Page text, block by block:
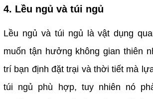
4. Lều ngủ và túi ngủ
Lều ngủ và túi ngủ là vật dụng
muốn tận hưởng không gian thiên
trí bạn định đặt trại và thời tiết mà
túi ngủ phù hợp, tuy nhiên nó